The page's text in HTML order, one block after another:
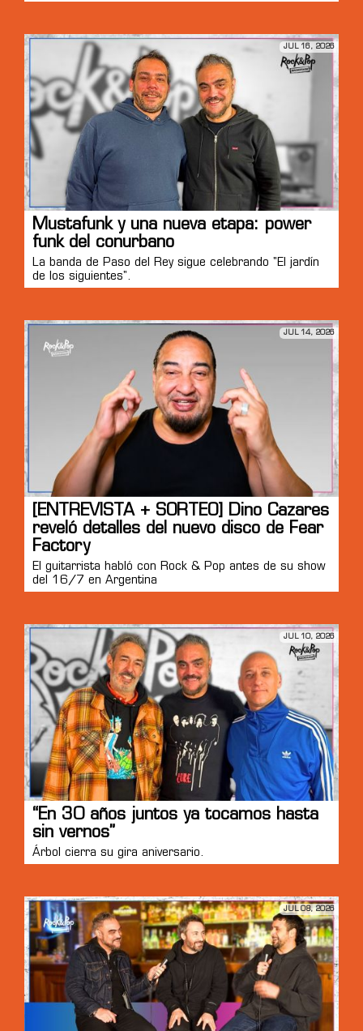
JUL 16, 2026
Mustafunk y una nueva etapa: power
funk del conurbano
La banda de Paso del Rey sigue celebrando "El jardín
de los siguientes".
JUL 14, 2026
[ENTREVISTA + SORTEO] Dino Cazares
reveló detalles del nuevo disco de Fear
Factory
El guitarrista habló con Rock & Pop antes de su show
del 16/7 en Argentina
JUL 10, 2026
“En 30 años juntos ya tocamos hasta
sin vernos”
Árbol cierra su gira aniversario.
JUL 08, 2026